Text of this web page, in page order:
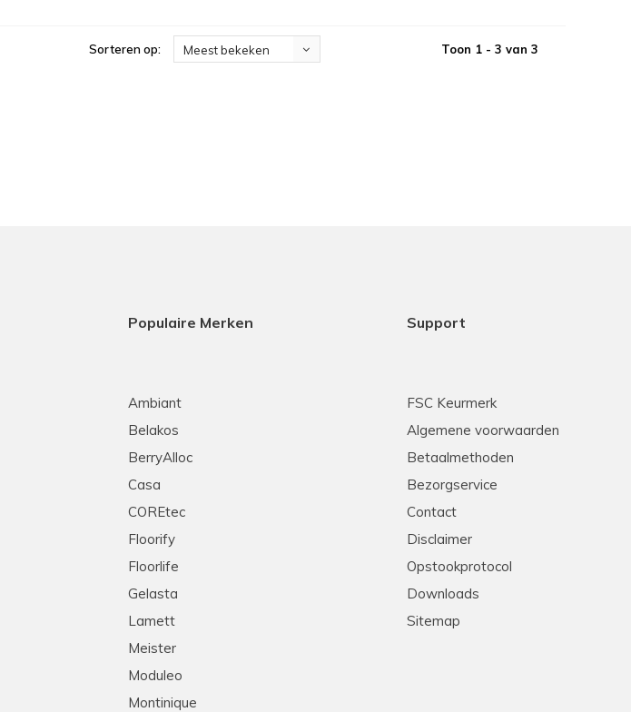
Sorteren op: Meest bekeken Toon 1 - 3 van 3
Populaire Merken
Ambiant
Belakos
BerryAlloc
Casa
COREtec
Floorify
Floorlife
Gelasta
Lamett
Meister
Moduleo
Montinique
Support
FSC Keurmerk
Algemene voorwaarden
Betaalmethoden
Bezorgservice
Contact
Disclaimer
Opstookprotocol
Downloads
Sitemap